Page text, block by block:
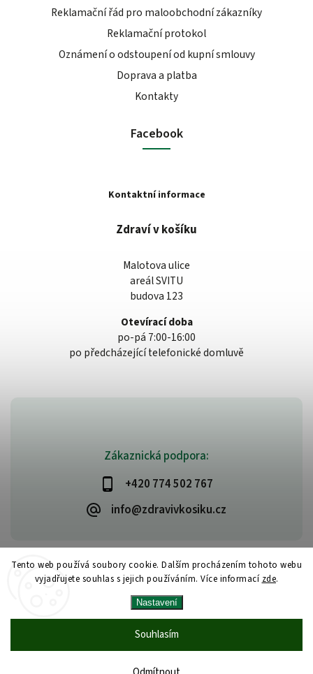
Tento web používá soubory cookie. Dalším procházením tohoto webu
vyjadřujete souhlas s jejich používáním. Více informací zde.
Nastavení
Souhlasím
Zákaznická podpora:
+420 774 502 767
info@zdravivkosiku.cz
Reklamační řád pro maloobchodní zákazníky
Reklamační protokol
Oznámení o odstoupení od kupní smlouvy
Doprava a platba
Kontakty
Facebook
Kontaktní informace
Zdraví v košíku
Malotova ulice
areál SVITU
budova 123
Otevírací doba
po-pá 7:00-16:00
po předcházející telefonické domluvě
www.zdravivkosiku.cz
Upravit nastavení cookies
VytvořilShoptet | Design